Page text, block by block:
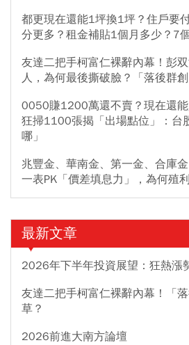
都更現在還能1坪換1坪？住戶要
分更多？租金補貼1個月多少？7
友達二把手柯富仁裸辭內幕！彭
人，為何最後撕破臉？「落後群
0050賺1200萬還不賣？現在還
狂掃1100張揭「出場點位」：台
哪」
兆豐金、華南金、第一金、合庫
一表PK「價差填息力」，為何殖
最新文章
2026年下半年投資展望：狂熱漲
友達二把手柯富仁裸辭內幕！「
草？
2026前進大南方論壇